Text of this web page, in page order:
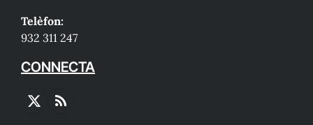
Telèfon:
932 311 247
CONNECTA
X
RSS